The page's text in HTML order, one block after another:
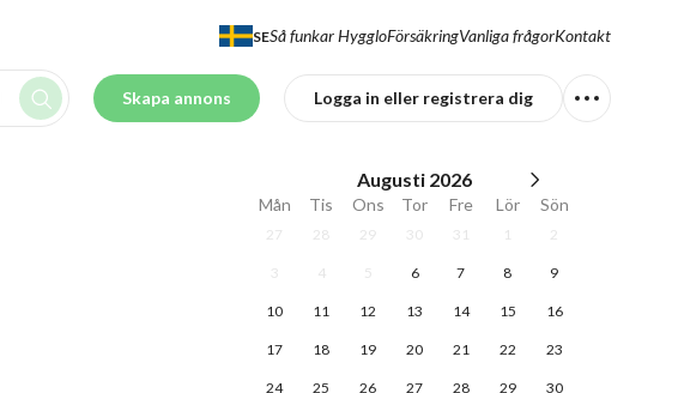
SESå funkar HyggloFörsäkringVanliga frågorKontakt
Skapa annons Logga in eller registrera dig
Augusti 2026
Mån Tis Ons Tor Fre Lör Sön
27 28 29 30 31 1 2
3 4 5 6 7 8 9
10 11 12 13 14 15 16
17 18 19 20 21 22 23
24 25 26 27 28 29 30